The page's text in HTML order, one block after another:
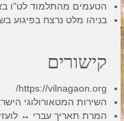
הטעמים מהתלמוד לט"ו
בניהו מלט נרצח בפיגוע
קישורים
https://vilnagaon.org/
השירות המטאורולוגי
המרת תאריך עברי ↔ לועזי